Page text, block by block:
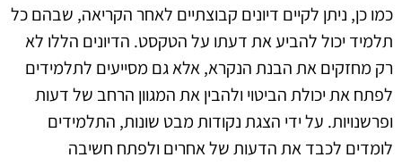
כמו כן, ניתן לקיים דיונים קבוצתיים לאחר הקריאה, שבהם כל
תלמיד יכול להביע את דעתו על הטקסט. הדיונים הללו לא
רק מחזקים את הבנת הנקרא, אלא גם מסייעים לתלמידים
לפתח את יכולת הביטוי ולהבין את המגוון הרחב של דעות
ופרשנויות. על ידי הצגת נקודות מבט שונות, התלמידים
לומדים לכבד את הדעות של אחרים ולפתח חשיבה